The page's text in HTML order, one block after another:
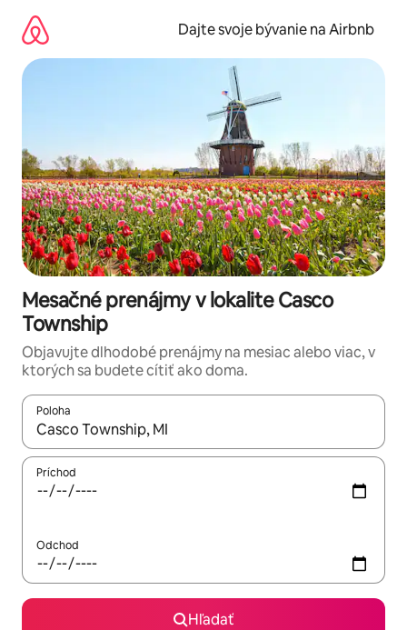
obsah.
Dajte svoje bývanie na Airbnb
Mesačné prenájmy v lokalite Casco
Township
Objavujte dlhodobé prenájmy na mesiac alebo viac, v
ktorých sa budete cítiť ako doma.
Poloha
Keď budú výsledky k dispozícii, môžete si ich prechádzať
Príchod
Odchod
Hľadať